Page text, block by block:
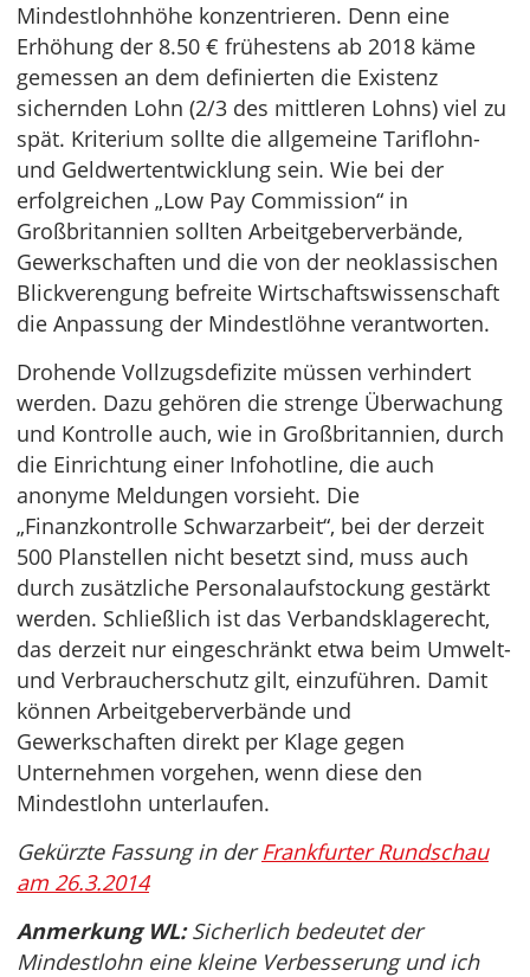
Mindestlohnhöhe konzentrieren. Denn eine
Erhöhung der 8.50 € frühestens ab 2018 käme
gemessen an dem definierten die Existenz
sichernden Lohn (2/3 des mittleren Lohns) viel zu
spät. Kriterium sollte die allgemeine Tariflohn-
und Geldwertentwicklung sein. Wie bei der
erfolgreichen „Low Pay Commission“ in
Großbritannien sollten Arbeitgeberverbände,
Gewerkschaften und die von der neoklassischen
Blickverengung befreite Wirtschaftswissenschaft
die Anpassung der Mindestlöhne verantworten.
Drohende Vollzugsdefizite müssen verhindert
werden. Dazu gehören die strenge Überwachung
und Kontrolle auch, wie in Großbritannien, durch
die Einrichtung einer Infohotline, die auch
anonyme Meldungen vorsieht. Die
„Finanzkontrolle Schwarzarbeit“, bei der derzeit
500 Planstellen nicht besetzt sind, muss auch
durch zusätzliche Personalaufstockung gestärkt
werden. Schließlich ist das Verbandsklagerecht,
das derzeit nur eingeschränkt etwa beim Umwelt-
und Verbraucherschutz gilt, einzuführen. Damit
können Arbeitgeberverbände und
Gewerkschaften direkt per Klage gegen
Unternehmen vorgehen, wenn diese den
Mindestlohn unterlaufen.
Gekürzte Fassung in derFrankfurter Rundschau
am 26.3.2014
Anmerkung WL:Sicherlich bedeutet der
Mindestlohn eine kleine Verbesserung und ich